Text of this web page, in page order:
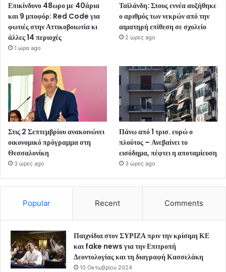
Επικίνδυνο 48ωρο με 40άρια
και 9 μποφόρ: Red Code για
φωτιές στην Αττικοβοιωτία κι
άλλες 14 περιοχές
1 ώρα ago
Ταϊλάνδη: Στους εννέα αυξήθηκε
ο αριθμός των νεκρών από την
αιματηρή επίθεση σε σχολείο
2 ώρες ago
Στις 2 Σεπτεμβρίου ανακοινώνει
οικονομικό πρόγραμμα στη
Θεσσαλονίκη
3 ώρες ago
Πάνω από 1 τρισ. ευρώ ο
πλούτος – Ανεβαίνει το
εισόδημα, πέφτει η αποταμίευση
3 ώρες ago
Popular Recent Comments
Παιχνίδια στον ΣΥΡΙΖΑ πριν την κρίσιμη ΚΕ
και fake news για την Επιτροπή
Δεοντολογίας και τη διαγραφή Κασσελάκη
10 Οκτωβρίου 2024